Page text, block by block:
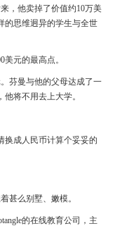
，他卖掉了价值约10万美
思维迥异的学生与全世
美元的最高点。
芬曼与他的父母达成了一
将不用去上大学。
换成人民币计算个妥妥的
甚么别墅、嫩模。
的在线教育公司，主